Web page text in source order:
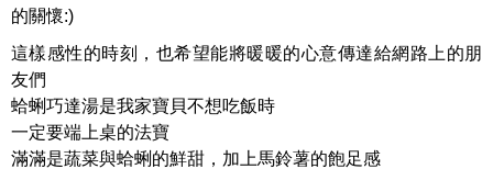
的關懷:)
這樣感性的時刻，也希望能將暖暖的心意傳達給網路上的朋
友們
蛤蜊巧達湯是我家寶貝不想吃飯時
一定要端上桌的法寶
滿滿是蔬菜與蛤蜊的鮮甜，加上馬鈴薯的飽足感